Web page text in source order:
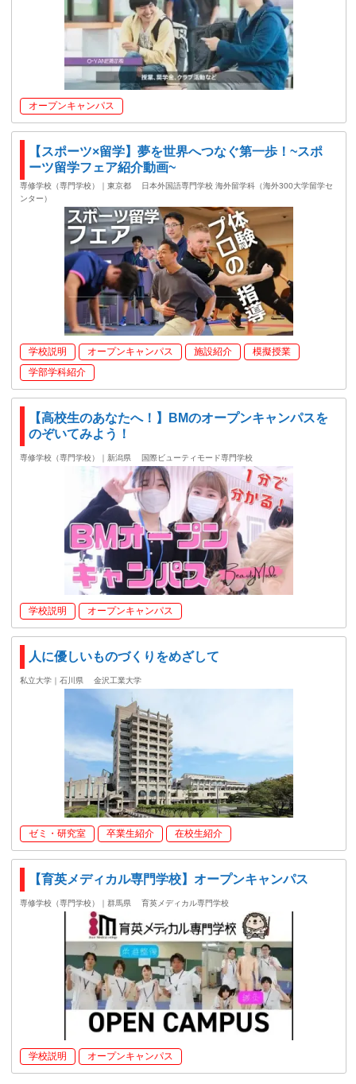
オープンキャンパス
【スポーツ×留学】夢を世界へつなぐ第一歩！~スポ
ーツ留学フェア紹介動画~
専修学校（専門学校）｜東京都
日本外国語専門学校 海外留学科（海外300大学留学セ
ンター）
学校説明 オープンキャンパス 施設紹介
模擬授業
学部学科紹介
【高校生のあなたへ！】BMのオープンキャンパスを
のぞいてみよう！
専修学校（専門学校）｜新潟県 国際ビューティモード専門学校
学校説明 オープンキャンパス
人に優しいものづくりをめざして
私立大学｜石川県 金沢工業大学
ゼミ・研究室 卒業生紹介 在校生紹介
【育英メディカル専門学校】オープンキャンパス
専修学校（専門学校）｜群馬県 育英メディカル専門学校
学校説明 オープンキャンパス